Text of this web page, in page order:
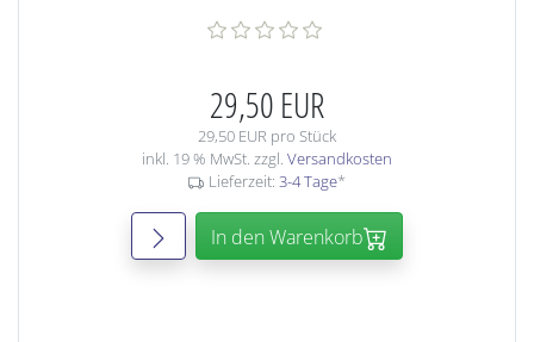
29,50 EUR
29,50 EUR pro Stück
inkl. 19 % MwSt. zzgl. Versandkosten
Lieferzeit: 3-4 Tage*
In den Warenkorb